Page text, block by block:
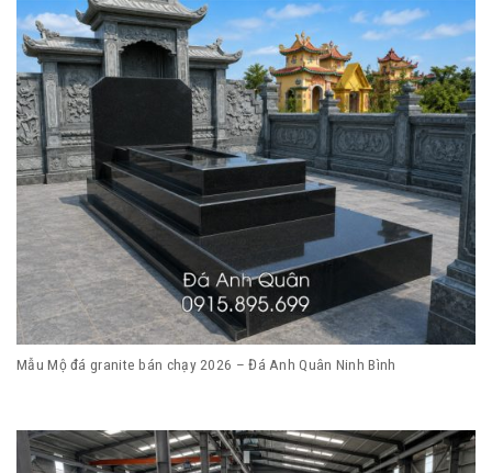
Mẫu Mộ đá granite bán chạy 2026 – Đá Anh Quân Ninh Bình